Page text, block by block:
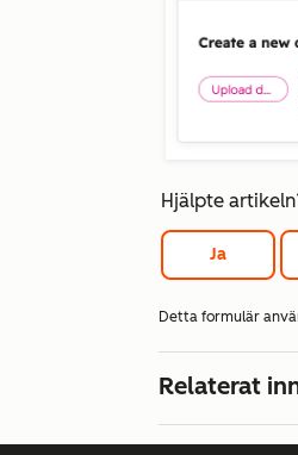
Hjälpte
Ja
Detta formulär
Relaterat